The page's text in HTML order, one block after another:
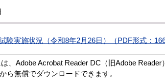
験実施状況（令和8年2月26日）（PDF形式：
、Adobe Acrobat Reader DC（旧Adobe Reader
ら無償でダウンロードできます。